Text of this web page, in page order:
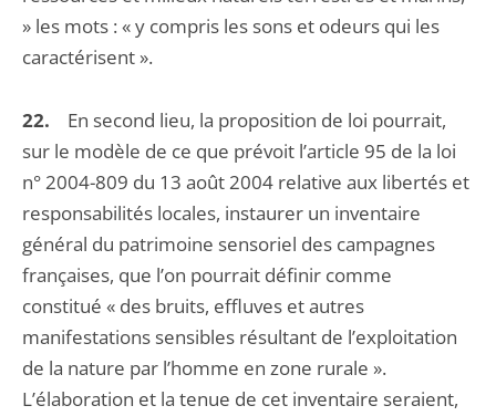
» les mots : « y compris les sons et odeurs qui les
caractérisent ».
22.
En second lieu, la proposition de loi pourrait,
sur le modèle de ce que prévoit l’article 95 de la loi
n° 2004-809 du 13 août 2004 relative aux libertés et
responsabilités locales, instaurer un inventaire
général du patrimoine sensoriel des campagnes
françaises, que l’on pourrait définir comme
constitué « des bruits, effluves et autres
manifestations sensibles résultant de l’exploitation
de la nature par l’homme en zone rurale ».
L’élaboration et la tenue de cet inventaire seraient,